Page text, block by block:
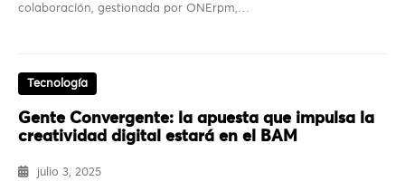
colaboración, gestionada por ONErpm,…
Tecnología
Gente Convergente: la apuesta que impulsa la
creatividad digital estará en el BAM
julio 3, 2025